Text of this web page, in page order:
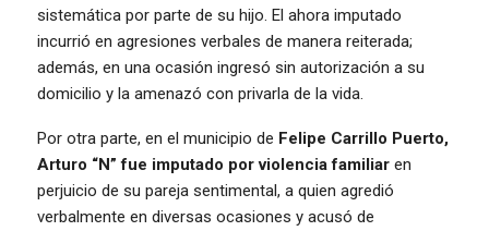
sistemática por parte de su hijo. El ahora imputado
incurrió en agresiones verbales de manera reiterada;
además, en una ocasión ingresó sin autorización a su
domicilio y la amenazó con privarla de la vida.
Por otra parte, en el municipio de Felipe Carrillo Puerto,
Arturo “N” fue imputado por violencia familiar en
perjuicio de su pareja sentimental, a quien agredió
verbalmente en diversas ocasiones y acusó de